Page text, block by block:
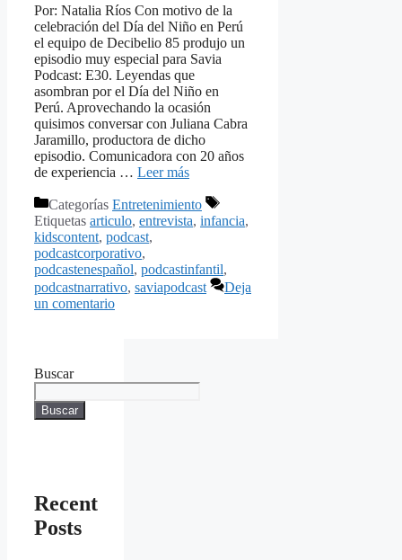
Por: Natalia Ríos Con motivo de la
celebración del Día del Niño en Perú
el equipo de Decibelio 85 produjo un
episodio muy especial para Savia
Podcast: E30. Leyendas que
asombran por el Día del Niño en
Perú. Aprovechando la ocasión
quisimos conversar con Juliana Cabra
Jaramillo, productora de dicho
episodio. Comunicadora con 20 años
de experiencia … Leer más
Categorías Entretenimiento
Etiquetas articulo, entrevista, infancia,
kidscontent, podcast,
podcastcorporativo,
podcastenespañol, podcastinfantil,
podcastnarrativo, saviapodcast
Deja
un comentario
Buscar
Buscar
Recent
Posts